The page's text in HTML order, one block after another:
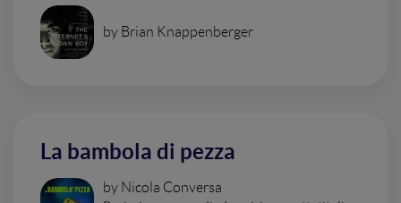
by Brian Knappenberger
La bambola di pezza
by Nicola Conversa